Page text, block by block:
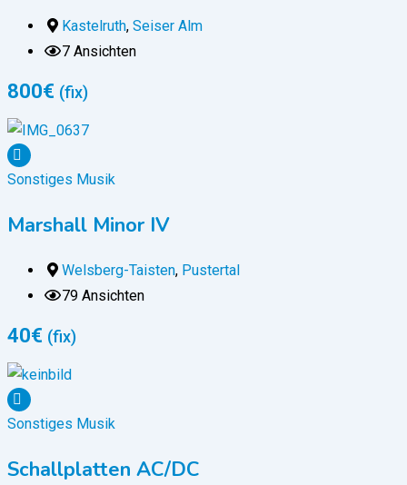
Kastelruth, Seiser Alm
7 Ansichten
800€ (fix)
Sonstiges Musik
Marshall Minor IV
Welsberg-Taisten, Pustertal
79 Ansichten
40€ (fix)
Sonstiges Musik
Schallplatten AC/DC